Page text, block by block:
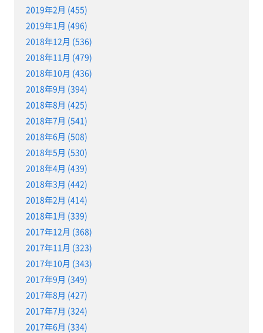
2019年2月 (455)
2019年1月 (496)
2018年12月 (536)
2018年11月 (479)
2018年10月 (436)
2018年9月 (394)
2018年8月 (425)
2018年7月 (541)
2018年6月 (508)
2018年5月 (530)
2018年4月 (439)
2018年3月 (442)
2018年2月 (414)
2018年1月 (339)
2017年12月 (368)
2017年11月 (323)
2017年10月 (343)
2017年9月 (349)
2017年8月 (427)
2017年7月 (324)
2017年6月 (334)